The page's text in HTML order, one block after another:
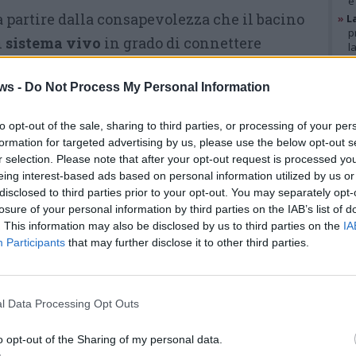
- Do Not Process My Personal Information
opt-out of the sale, sharing to third parties, or processing of your
for targeted advertising by us, please use the below opt-out
selection. Please note that after your opt-out request is processed
interest-based ads based on personal information utilized by us
to third parties prior to your opt-out. You may separately
of your personal information by third parties on the IAB’s list of
This information may also be disclosed by us to third parties on the
Participants that may further disclose it to other third parties.
Data Processing Opt Outs
opt-out of the Sharing of my personal data.
dalla consapevolezza che il bacino
sistema vivo in grado di connettere
pendolari, turisti, imprese, mercati e
propongono ai partecipanti un modulo
dalle logiche della passerella elettorale,
civico per valutare i programmi dei
uno scenario comprensoriale.
La lista degli invitati comprende
tutti gli aspiranti alla carica di
primo cittadino nelle quattro
Diego Carmenati,Giovanni
»